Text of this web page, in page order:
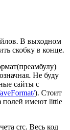
В выходном
скобку в конце.
Не буду
сайты с
). Стоит
полей имеют little
crc. Весь код